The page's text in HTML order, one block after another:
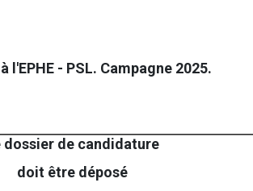
- PSL. Campagne 2025.
dossier de candidature
doit être déposé